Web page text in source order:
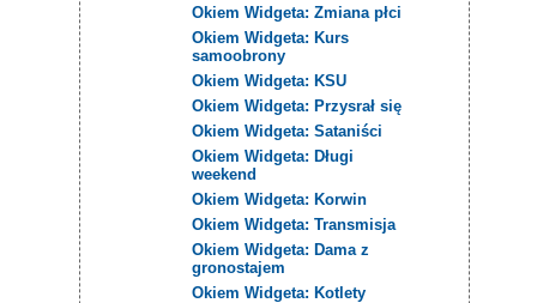
Okiem Widgeta: Zmiana płci
Okiem Widgeta: Kurs
samoobrony
Okiem Widgeta: KSU
Okiem Widgeta: Przysrał się
Okiem Widgeta: Sataniści
Okiem Widgeta: Długi
weekend
Okiem Widgeta: Korwin
Okiem Widgeta: Transmisja
Okiem Widgeta: Dama z
gronostajem
Okiem Widgeta: Kotlety